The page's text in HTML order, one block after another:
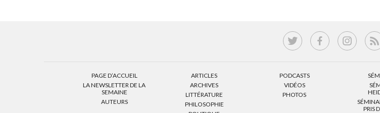
PAGE D’ACCUEIL
LA NEWSLETTER DE LA
SEMAINE
AUTEURS
ARTICLES
ARCHIVES
LITTÉRATURE
PHILOSOPHIE
PODCASTS
VIDÉOS
PHOTOS
PRIS